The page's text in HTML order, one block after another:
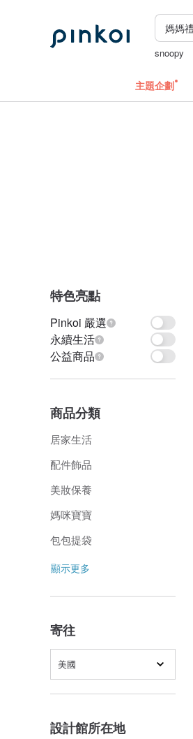
snoopy
主題企劃
特色亮點
Pinkoi 嚴選
永續生活
公益商品
商品分類
居家生活
配件飾品
美妝保養
媽咪寶寶
包包提袋
顯示更多
寄往
美國
設計館所在地